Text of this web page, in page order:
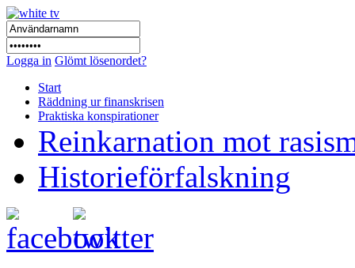
Logga in Glömt lösenordet?
Start
Räddning ur finanskrisen
Praktiska konspirationer
Reinkarnation mot
Historieförfalskning